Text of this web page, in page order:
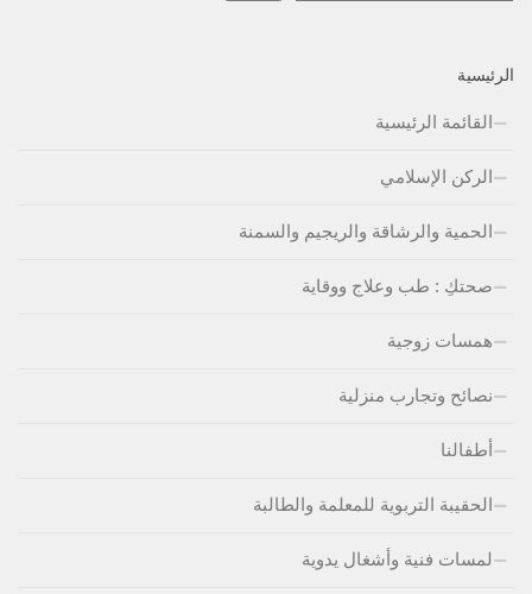
الرئيسية
القائمة الرئيسية
الركن الإسلامي
الحمية والرشاقة والريجيم والسمنة
صحتكِ : طب وعلاج ووقاية
همسات زوجية
نصائح وتجارب منزلية
أطفالنا
الحقيبة التربوية للمعلمة والطالبة
لمسات فنية وأشغال يدوية